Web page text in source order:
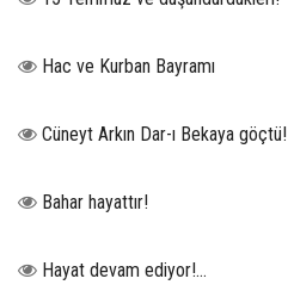
Hac ve Kurban Bayramı
Cüneyt Arkın Dar-ı Bekaya göçtü!
Bahar hayattır!
Hayat devam ediyor!...